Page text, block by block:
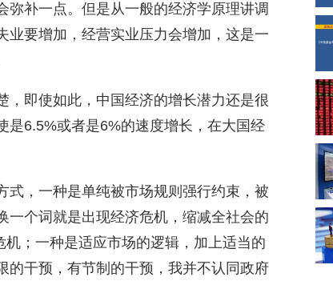
补一点。但是从一般的经济学原理讲调
业要增加，经营实业压力会增加，这是一
，即使如此，中国经济的增长潜力还是很
是6.5%或者是6%的速度增长，在大国经
式，一种是单纯被市场规则强行约束，被
一个词就是出现经济危机，缩减全社会的
；一种是适应市场的逻辑，加上适当的
的干预，有节制的干预，我并不认同政府